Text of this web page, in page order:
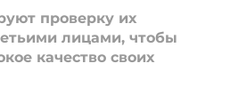
проверку их
лицами, чтобы
качество своих